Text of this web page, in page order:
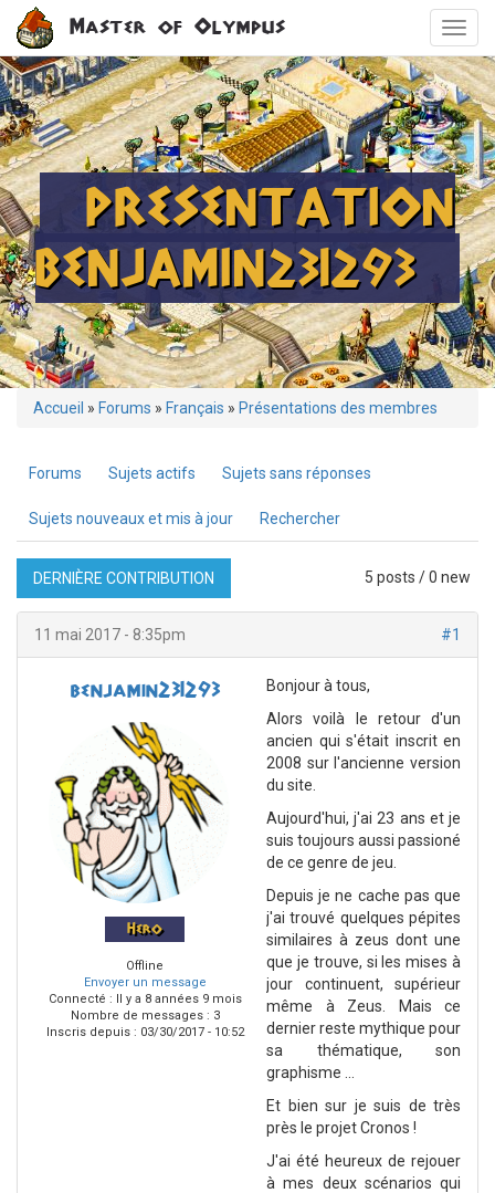
Aller
au
contenu
principal
Master of Olympus
PRESENTATION
BENJAMIN231293
Vous
ici
Accueil » Forums » Français » Présentations des membres
Forums Sujets actifs Sujets sans réponses
Sujets nouveaux et mis à jour Rechercher
5 posts / 0 new
DERNIÈRE CONTRIBUTION
#1
11 mai 2017 - 8:35pm
benjamin231293
Hero
Offline
Envoyer un message
Connecté : Il y a 8 années 9 mois
Nombre de messages : 3
Inscris depuis : 03/30/2017 - 10:52
Bonjour à tous,
Alors voilà le retour d'un
ancien qui s'était inscrit en
2008 sur l'ancienne version
du site.
Aujourd'hui, j'ai 23 ans et je
suis toujours aussi passioné
de ce genre de jeu.
Depuis je ne cache pas que
j'ai trouvé quelques pépites
similaires à zeus dont une
que je trouve, si les mises à
jour continuent, supérieur
même à Zeus. Mais ce
dernier reste mythique pour
sa thématique, son
graphisme ...
Et bien sur je suis de très
près le projet Cronos !
J'ai été heureux de rejouer
à mes deux scénarios qui